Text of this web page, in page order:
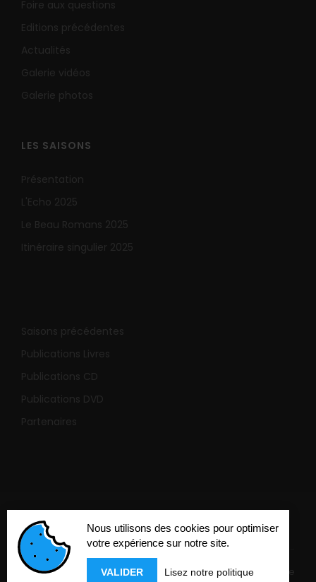
Nous utilisons des cookies pour optimiser
votre expérience sur notre site.
VALIDER Lisez notre politique
Foire aux questions
Editions précédentes
Actualités
Galerie vidéos
Galerie photos
LES SAISONS
Présentation
L'Echo 2025
Le Beau Romans 2025
Itinéraire singulier 2025
Saisons précédentes
Publications Livres
Publications CD
Publications DVD
Partenaires
Mentions légales-Politique de confidentialité
RéalisationCom'online